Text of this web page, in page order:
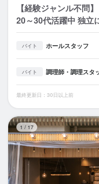
【経験ジャンル不問
20～30代活躍中 独立
バイト ホールスタッフ
バイト 調理師・調理スタ
最終更新日：30日以上前
1 / 17